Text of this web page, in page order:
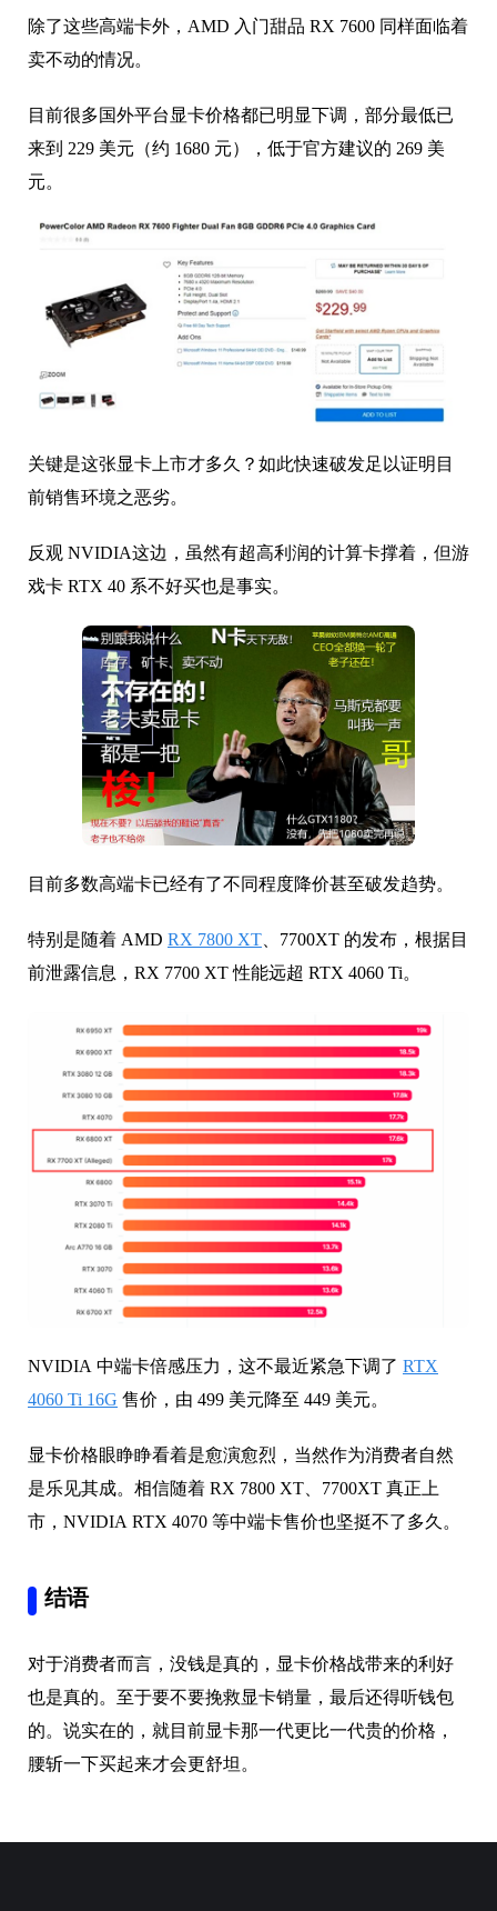
除了这些高端卡外，AMD 入门甜品 RX 7600 同样面临着
卖不动的情况。
目前很多国外平台显卡价格都已明显下调，部分最低已
来到 229 美元（约 1680 元），低于官方建议的 269 美
元。
关键是这张显卡上市才多久？如此快速破发足以证明目
前销售环境之恶劣。
反观 NVIDIA这边，虽然有超高利润的计算卡撑着，但游
戏卡 RTX 40 系不好买也是事实。
目前多数高端卡已经有了不同程度降价甚至破发趋势。
特别是随着 AMD RX 7800 XT 、7700XT 的发布，根据目
前泄露信息，RX 7700 XT 性能远超 RTX 4060 Ti。
NVIDIA 中端卡倍感压力，这不最近紧急下调了 RTX
4060 Ti 16G 售价，由 499 美元降至 449 美元。
显卡价格眼睁睁看着是愈演愈烈，当然作为消费者自然
是乐见其成。相信随着 RX 7800 XT、7700XT 真正上
市，NVIDIA RTX 4070 等中端卡售价也坚挺不了多久。
结语
对于消费者而言，没钱是真的，显卡价格战带来的利好
也是真的。至于要不要挽救显卡销量，最后还得听钱包
的。说实在的，就目前显卡那一代更比一代贵的价格，
腰斩一下买起来才会更舒坦。